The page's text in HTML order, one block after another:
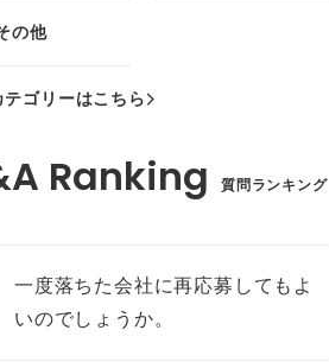
の他
テゴリーはこちら
質問ランキング
一度落ちた会社に再応募してもよ
いのでしょうか。